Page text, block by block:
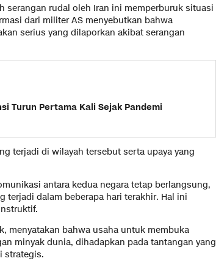
serangan rudal oleh Iran ini memperburuk situasi
dari militer AS menyebutkan bahwa
serius yang dilaporkan akibat serangan
Turun Pertama Kali Sejak Pandemi
terjadi di wilayah tersebut serta upaya yang
antara kedua negara tetap berlangsung,
terjadi dalam beberapa hari terakhir. Hal ini
menyatakan bahwa usaha untuk membuka
minyak dunia, dihadapkan pada tantangan yang
strategis.